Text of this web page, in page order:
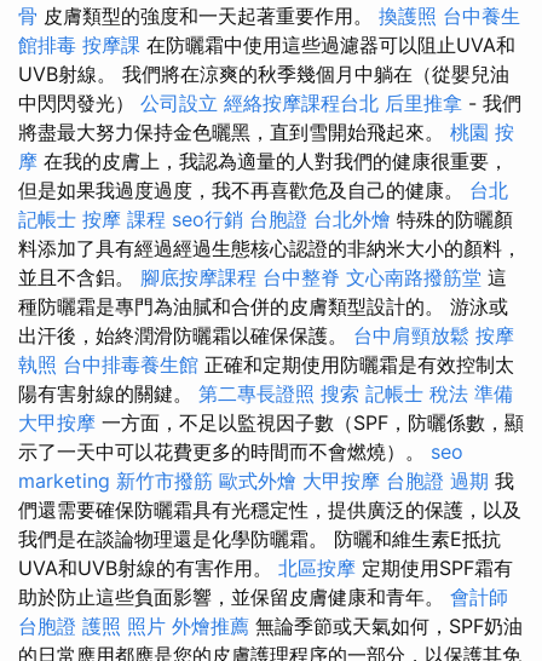
骨 皮膚類型的強度和一天起著重要作用。 換護照 台中養生
館排毒 按摩課 在防曬霜中使用這些過濾器可以阻止UVA和
UVB射線。 我們將在涼爽的秋季幾個月中躺在（從嬰兒油
中閃閃發光） 公司設立 經絡按摩課程台北 后里推拿 - 我們
將盡最大努力保持金色曬黑，直到雪開始飛起來。 桃園 按
摩 在我的皮膚上，我認為適量的人對我們的健康很重要，
但是如果我過度過度，我不再喜歡危及自己的健康。 台北
記帳士 按摩 課程 seo行銷 台胞證 台北外燴 特殊的防曬顏
料添加了具有經過經過生態核心認證的非納米大小的顏料，
並且不含鋁。 腳底按摩課程 台中整脊 文心南路撥筋堂 這
種防曬霜是專門為油膩和合併的皮膚類型設計的。 游泳或
出汗後，始終潤滑防曬霜以確保保護。 台中肩頸放鬆 按摩
執照 台中排毒養生館 正確和定期使用防曬霜是有效控制太
陽有害射線的關鍵。 第二專長證照 搜索 記帳士 稅法 準備
大甲按摩 一方面，不足以監視因子數（SPF，防曬係數，顯
示了一天中可以花費更多的時間而不會燃燒）。 seo
marketing 新竹市撥筋 歐式外燴 大甲按摩 台胞證 過期 我
們還需要確保防曬霜具有光穩定性，提供廣泛的保護，以及
我們是在談論物理還是化學防曬霜。 防曬和維生素E抵抗
UVA和UVB射線的有害作用。 北區按摩 定期使用SPF霜有
助於防止這些負面影響，並保留皮膚健康和青年。 會計師
台胞證 護照 照片 外燴推薦 無論季節或天氣如何，SPF奶油
的日常應用都應是您的皮膚護理程序的一部分，以保護其免